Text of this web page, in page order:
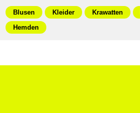
Blusen Kleider Krawatten
Hemden